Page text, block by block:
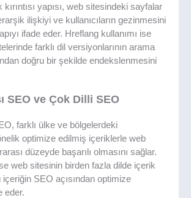
yapısı, web sitesindeki sayfalar
ilişkiyi ve kullanıcıların gezinmesini
ifade eder. Hreflang kullanımı ise
farklı dil versiyonlarının arama
doğru bir şekilde endekslenmesini
SEO ve Çok Dilli SEO
farklı ülke ve bölgelerdeki
optimize edilmiş içeriklerle web
düzeyde başarılı olmasını sağlar.
web sitesinin birden fazla dilde içerik
SEO açısından optimize
eder.